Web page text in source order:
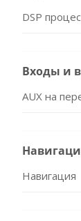
DSP
Входы и
AUX на
Навигация